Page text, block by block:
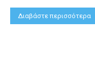
Διαβάστε περισσότερα